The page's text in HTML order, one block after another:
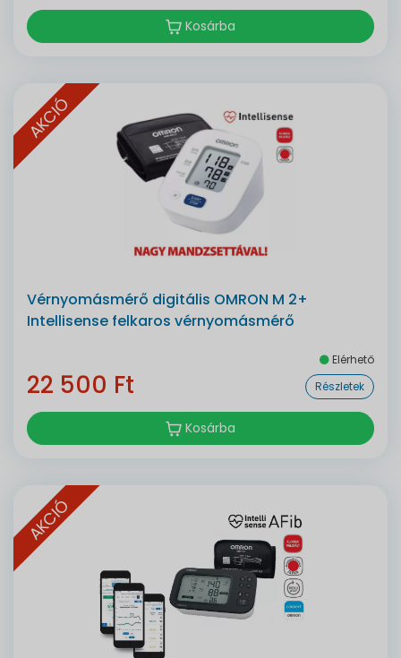
Kosárba
AKCIÓ
Vérnyomásmérő digitális OMRON M 2+
Intellisense felkaros vérnyomásmérő
Elérhető
22 500 Ft Részletek
Kosárba
AKCIÓ